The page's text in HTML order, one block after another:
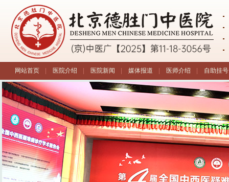
网站首页 医院介绍 医院新闻 媒体报道 医师介绍 自助挂号
第三届全国中医疑难病诊疗学术报告会